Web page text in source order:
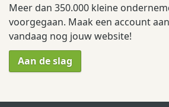
Meer dan 350.000 kleine
voorgegaan. Maak een account
vandaag nog jouw website!
Aan de slag